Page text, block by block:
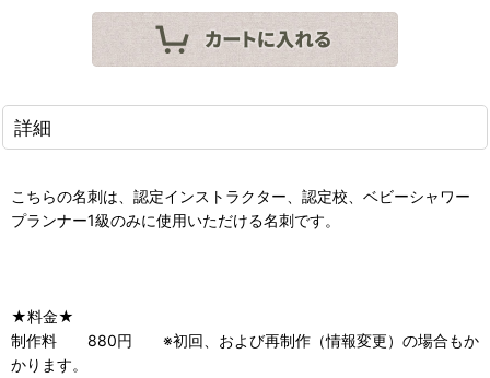
詳細
こちらの名刺は、認定インストラクター、認定校、ベビーシャワー
プランナー1級のみに使用いただける名刺です。
★料金★
制作料 880円 ※初回、および再制作（情報変更）の場合もか
かります。